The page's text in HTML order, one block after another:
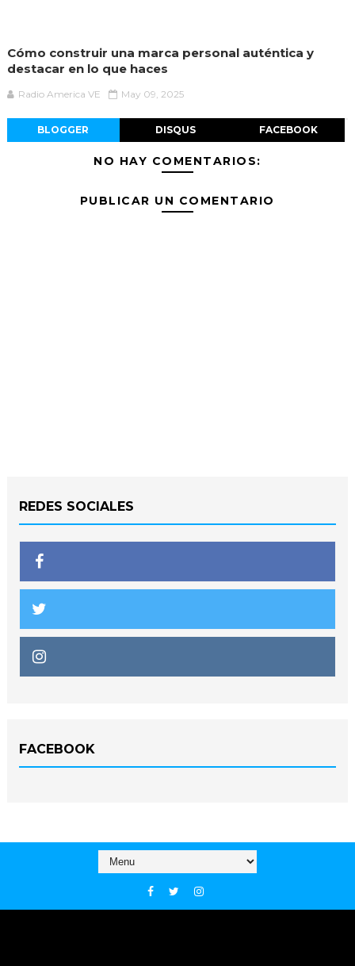
Cómo construir una marca personal auténtica y
destacar en lo que haces
Radio America VE May 09, 2025
BLOGGER DISQUS FACEBOOK
NO HAY COMENTARIOS:
PUBLICAR UN COMENTARIO
REDES SOCIALES
FACEBOOK